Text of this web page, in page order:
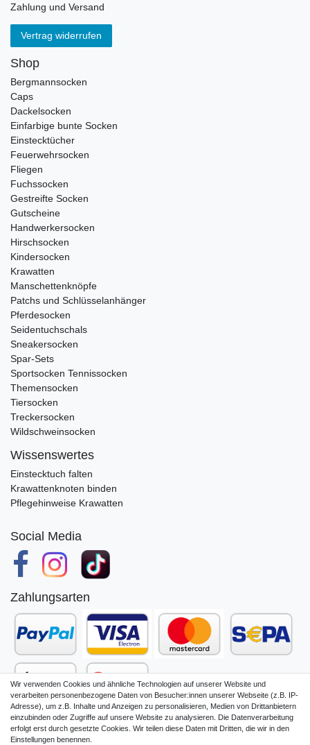
Zahlung und Versand
Vertrag widerrufen
Shop
Bergmannsocken
Caps
Dackelsocken
Einfarbige bunte Socken
Einstecktücher
Feuerwehrsocken
Fliegen
Fuchssocken
Gestreifte Socken
Gutscheine
Handwerkersocken
Hirschsocken
Kindersocken
Krawatten
Manschettenknöpfe
Patchs und Schlüsselanhänger
Pferdesocken
Seidentuchschals
Sneakersocken
Spar-Sets
Sportsocken Tennissocken
Themensocken
Tiersocken
Treckersocken
Wildschweinsocken
Wissenswertes
Einstecktuch falten
Krawattenknoten binden
Pflegehinweise Krawatten
Social Media
Zahlungsarten
Wir verwenden Cookies und ähnliche Technologien auf unserer Website und
verarbeiten personenbezogene Daten von Besucher:innen unserer Webseite (z.B. IP-
Adresse), um z.B. Inhalte und Anzeigen zu personalisieren, Medien von Drittanbietern
einzubinden oder Zugriffe auf unsere Website zu analysieren. Die Datenverarbeitung
erfolgt erst durch gesetzte Cookies. Wir teilen diese Daten mit Dritten, die wir in den
Einstellungen benennen.